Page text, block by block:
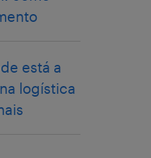
está a
logística